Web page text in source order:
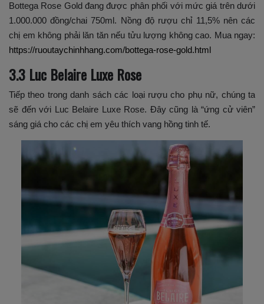
Bottega Rose Gold đang được phân phối với mức giá trên dưới
1.000.000 đồng/chai 750ml. Nồng độ rượu chỉ 11,5% nên các
chị em không phải lăn tăn nếu tửu lượng không cao. Mua ngay:
https://ruoutaychinhhang.com/bottega-rose-gold.html
3.3 Luc Belaire Luxe Rose
Tiếp theo trong danh sách các loại rượu cho phụ nữ, chúng ta
sẽ đến với Luc Belaire Luxe Rose. Đây cũng là “ứng cử viên”
sáng giá cho các chị em yêu thích vang hồng tinh tế.